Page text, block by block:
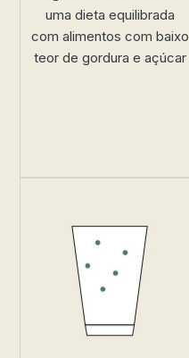
uma dieta equilibrada
com alimentos com baixo
teor de gordura e açúcar